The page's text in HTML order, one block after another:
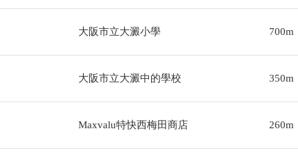
大阪市立大澱小學 700m
大阪市立大澱中的學校 350m
Maxvalu特快西梅田商店 260m